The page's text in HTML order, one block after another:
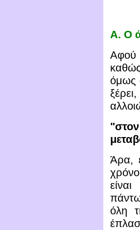
Α. Ο
Αφού
όμως
Άρα,
όλη